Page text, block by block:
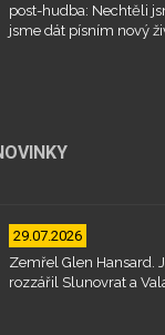
post-hudba: Nechtěli
jsme dát písním nový
29.07.2026
Zemřel Glen Hansard.
rozzářil Slunovrat a